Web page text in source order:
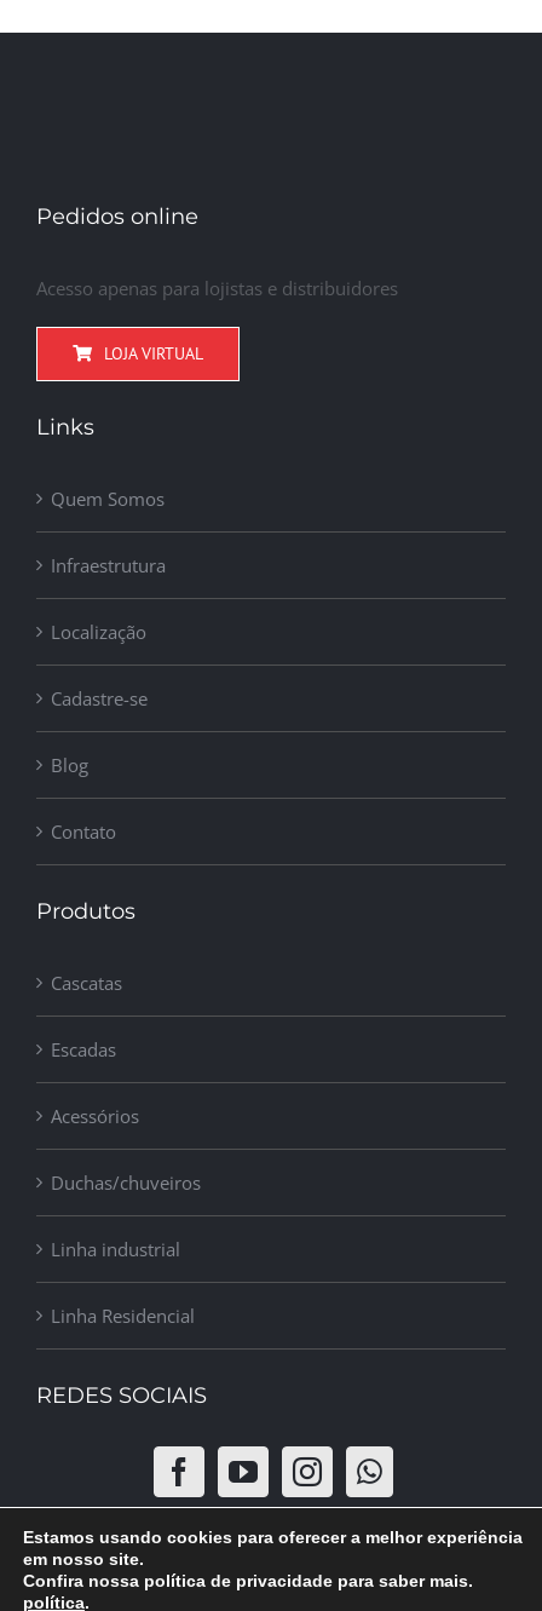
Pedidos online
Acesso apenas para lojistas e distribuidores
LOJA VIRTUAL
Links
Quem Somos
Infraestrutura
Localização
Cadastre-se
Blog
Contato
Produtos
Cascatas
Escadas
Acessórios
Duchas/chuveiros
Linha industrial
Linha Residencial
REDES SOCIAIS
Estamos usando cookies para oferecer a melhor experiência
em nosso site.
Confira nossa política de privacidade para saber mais.
política.